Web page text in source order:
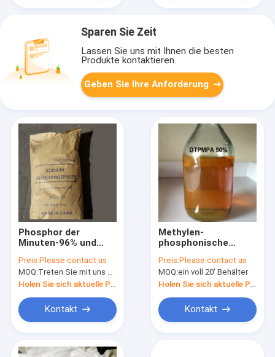
Sparen Sie Zeit
Lassen Sie uns mit Ihnen die besten
Produkte kontaktieren.
Geben Sie Ihre Anforderung
Phosphor der
Minuten-96% und
Natriumtripolyphosphat-
Nahrungsmittelgrad
phosphatieren
Preis:Please contact us
MOQ:Treten Sie mit uns bitte in Verbindung
Kontakt
Methylen-
phosphonische
Penta Diäthylen
DTPMPA 50% CAS
15827-60-8
Preis:Please contact us
MOQ:ein voll 20' Behälter
Kontakt